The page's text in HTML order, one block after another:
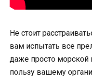
Не стоит
вам испытать все
даже просто
пользу вашему